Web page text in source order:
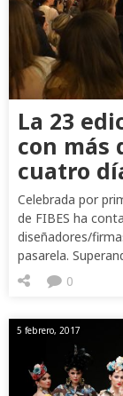
La 23
con más
cuatro
Celebrada por
de FIBES ha
diseñadores/
pasarela.
0
5 febrero, 2017